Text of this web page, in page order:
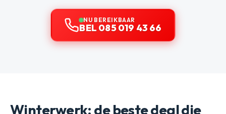
NU BEREIKBAAR
BEL 085 019 43 66
Winterwerk: de beste deal die